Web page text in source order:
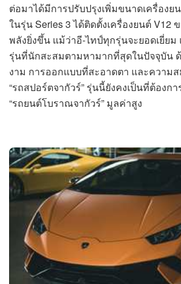
ต่อมาได้มีการปรับปรุงเพิ่มขนาดเครื่องย
ในรุ่น Series 3 ได้ติดตั้งเครื่องยนต์ V12
พลังยิ่งขึ้น แม้ว่าอี-ไทป์ทุกรุ่นจะยอดเยี่ยม
รุ่นที่นักสะสมตามหามากที่สุดในปัจจุบัน
งาม การออกแบบที่สะอาดตา และความ
“รถสปอร์ตจากัวร์” รุ่นนี้ยังคงเป็นที่ต้องก
“รถยนต์โบราณจากัวร์” มูลค่าสูง